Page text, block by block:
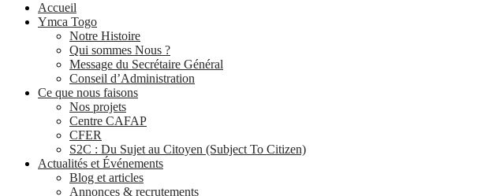
Accueil
Ymca Togo
Notre Histoire
Qui sommes Nous ?
Message du Secrétaire Général
Conseil d’Administration
Ce que nous faisons
Nos projets
Centre CAFAP
CFER
S2C : Du Sujet au Citoyen (Subject To Citizen)
Actualités et Événements
Blog et articles
Annonces & recrutements